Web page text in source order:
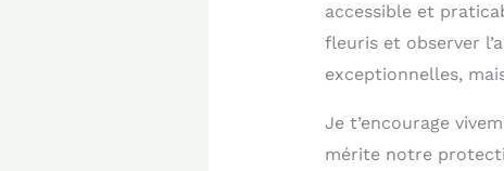
accessible et
fleuris et observer
exceptionnelles,
Je t’encourage
mérite notre